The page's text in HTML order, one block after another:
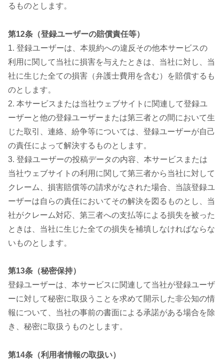
るものとします。
第12条（登録ユーザーの賠償責任等）
1. 登録ユーザーは、本規約への違反その他本サービスの
利用に関して当社に損害を与えたときは、当社に対し、当
社に生じた全ての損害（弁護士費用を含む）を賠償するも
のとします。
2. 本サービスまたは当社ウェブサイトに関連して登録ユ
ーザーと他の登録ユーザーまたは第三者との間において生
じた取引、連絡、紛争等については、登録ユーザーが自己
の責任によって解決するものとします。
3. 登録ユーザーの投稿データの内容、本サービスまたは
当社ウェブサイトの利用に関して第三者から当社に対して
クレーム、損害賠償等の請求がなされた場合、当該登録ユ
ーザーは自らの責任においてその解決を図るものとし、当
社がクレーム対応、第三者への支払等による損失を被った
ときは、当社に生じた全ての損失を補填しなければならな
いものとします。
第13条（秘密保持）
登録ユーザーは、本サービスに関連して当社が登録ユーザ
ーに対して秘密に取扱うことを求めて開示した非公知の情
報について、当社の事前の書面による承諾がある場合を除
き、秘密に取扱うものとします。
第14条（利用者情報の取扱い）